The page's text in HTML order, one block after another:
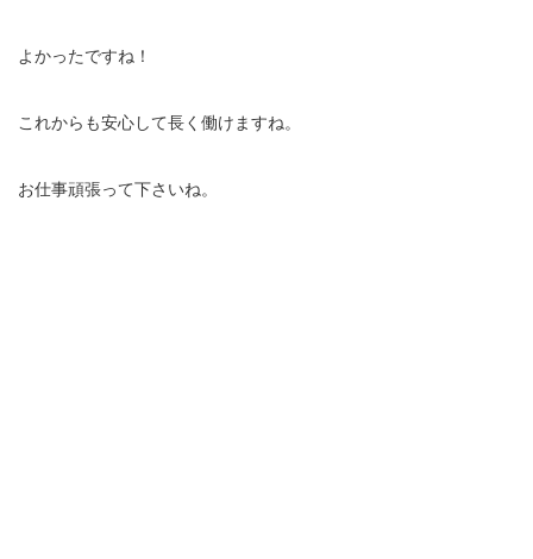
よかったですね！
これからも安心して長く働けますね。
お仕事頑張って下さいね。